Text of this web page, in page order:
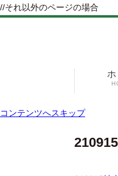
//それ以外のページの場合
コンテンツへスキップ